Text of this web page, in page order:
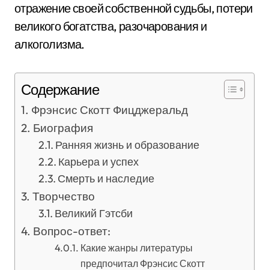
отражение своей собственной судьбы, потери
великого богатства, разочарования и
алкоголизма.
Содержание
Фрэнсис Скотт Фицджеральд
Биография
Ранняя жизнь и образование
Карьера и успех
Смерть и наследие
Творчество
Великий Гэтсби
Вопрос-ответ:
Какие жанры литературы
предпочитал Фрэнсис Скотт